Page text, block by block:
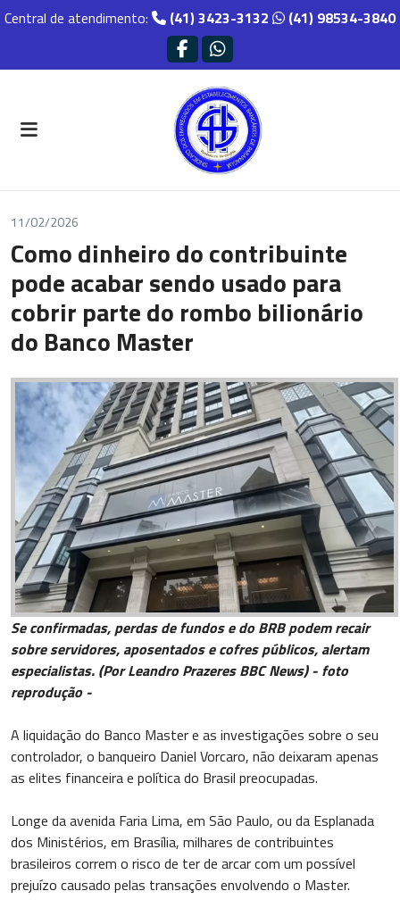
Central de atendimento: (41) 3423-3132 (41) 98534-3840
11/02/2026
Como dinheiro do contribuinte
pode acabar sendo usado para
cobrir parte do rombo bilionário
do Banco Master
Se confirmadas, perdas de fundos e do BRB podem recair
sobre servidores, aposentados e cofres públicos, alertam
especialistas. (Por Leandro Prazeres BBC News) - foto
reprodução -
A liquidação do Banco Master e as investigações sobre o seu
controlador, o banqueiro Daniel Vorcaro, não deixaram apenas
as elites financeira e política do Brasil preocupadas.
Longe da avenida Faria Lima, em São Paulo, ou da Esplanada
dos Ministérios, em Brasília, milhares de contribuintes
brasileiros correm o risco de ter de arcar com um possível
prejuízo causado pelas transações envolvendo o Master.